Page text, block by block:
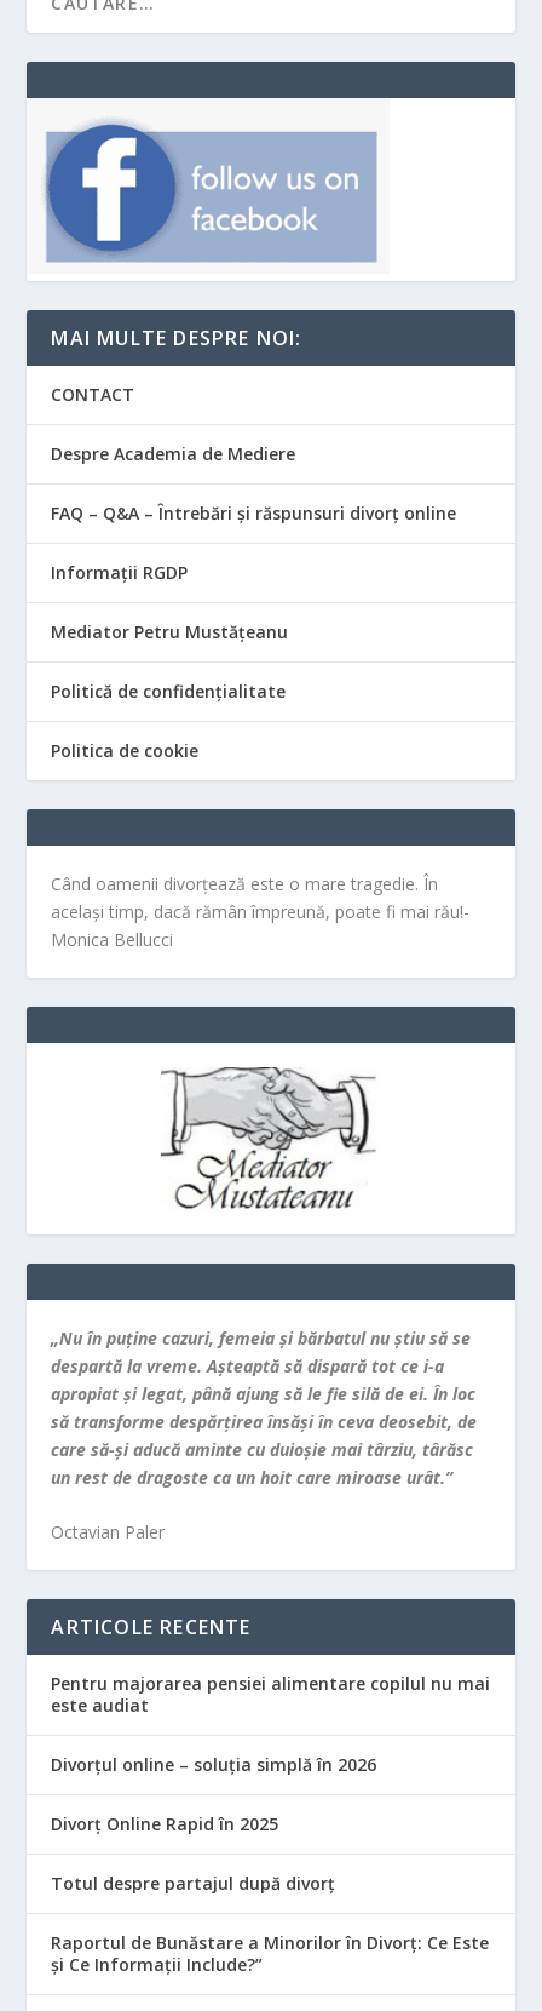
MAI MULTE DESPRE NOI:
CONTACT
Despre Academia de Mediere
FAQ – Q&A – Întrebări și răspunsuri divorț online
Informații RGDP
Mediator Petru Mustățeanu
Politică de confidențialitate
Politica de cookie
Când oamenii divorțează este o mare tragedie. În
același timp, dacă rămân împreună, poate fi mai rău!-
Monica Bellucci
„Nu în puţine cazuri, femeia şi bărbatul nu ştiu să se
despartă la vreme. Aşteaptă să dispară tot ce i-a
apropiat şi legat, până ajung să le fie silă de ei. În loc
să transforme despărţirea însăşi în ceva deosebit, de
care să-şi aducă aminte cu duioşie mai târziu, târăsc
un rest de dragoste ca un hoit care miroase urât.”
Octavian Paler
ARTICOLE RECENTE
Pentru majorarea pensiei alimentare copilul nu mai
este audiat
Divorțul online – soluția simplă în 2026
Divorț Online Rapid în 2025
Totul despre partajul după divorț
Raportul de Bunăstare a Minorilor în Divorț: Ce Este
și Ce Informații Include?”